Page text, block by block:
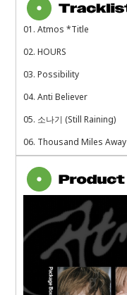
01. Atmos *Title
02. HOURS
03. Possibility
04. Anti Believer
05. 소나기 (Still Raining)
06. Thousand Miles Away